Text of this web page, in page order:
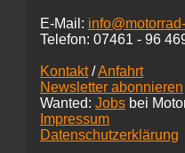
E-Mail:
Telefon: 07461 - 96
Kontakt/Anfahrt
Newsletter abonnieren
Wanted: Jobs bei
Impressum
Datenschutzerklärung